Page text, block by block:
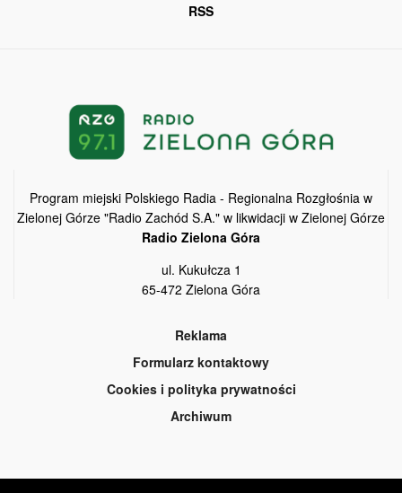
RSS
Program miejski Polskiego Radia - Regionalna Rozgłośnia w
Zielonej Górze "Radio Zachód S.A." w likwidacji w Zielonej Górze
Radio Zielona Góra
ul. Kukułcza 1
65-472 Zielona Góra
Reklama
Formularz kontaktowy
Cookies i polityka prywatności
Archiwum